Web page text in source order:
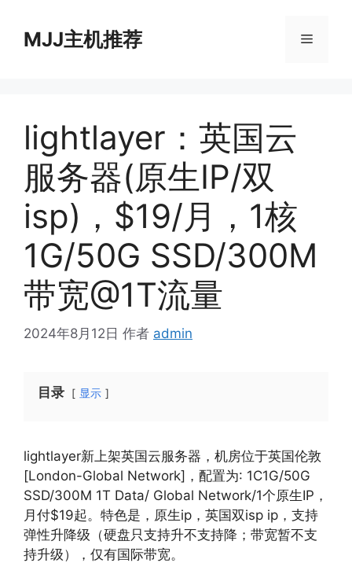
MJJ主机推荐 菜
lightlayer：英国云
服务器(原生IP/双
isp)，$19/月，1核
1G/50G SSD/300M
带宽@1T流量
2024年8月12日 作者 admin
目录 显示
lightlayer新上架英国云服务器，机房位于英国伦敦
[London-Global Network]，配置为: 1C1G/50G
SSD/300M 1T Data/ Global Network/1个原生IP，
月付$19起。特色是，原生ip，英国双isp ip，支持
弹性升降级（硬盘只支持升不支持降；带宽暂不支
持升级），仅有国际带宽。